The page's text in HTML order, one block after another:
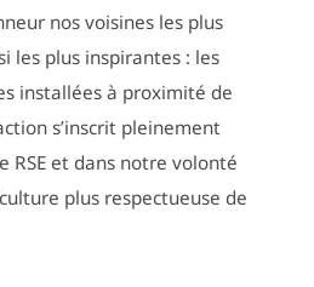
nos voisines les plus
les plus inspirantes : les
installées à proximité de
s’inscrit pleinement
RSE et dans notre volonté
plus respectueuse de